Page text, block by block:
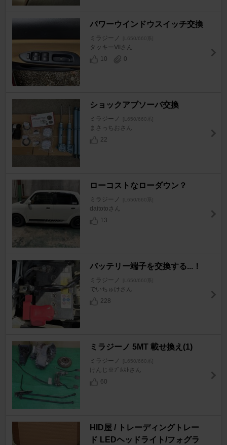
パワーウインドウスイッチ交換
ミラジーノ [L650/660系]
タッキーⅦさん
10
0
ショックアブソーバ交換
ミラジーノ [L650/660系]
まさっちおさん
22
ローコストなローダウン？
ミラジーノ [L650/660系]
daitotoさん
13
バッテリー端子を交換する...！
ミラジーノ [L650/660系]
でいちゅけさん
228
ミラジーノ 5MT 載せ換え(1)
ミラジーノ [L650/660系]
けんじ※ﾌﾞﾙｽﾄさん
60
HID屋 / トレーディングトレー
ド LEDヘッドライト/フォグラ